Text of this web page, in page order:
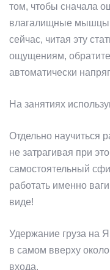
том, чтобы сначала
влагалищные
сейчас, читая эту
ощущениям,
автоматически
На занятиях
Отдельно научиться
не затрагивая при
самостоятельный
работать именно
виде!
Удержание груза на
в самом вверху
входа.